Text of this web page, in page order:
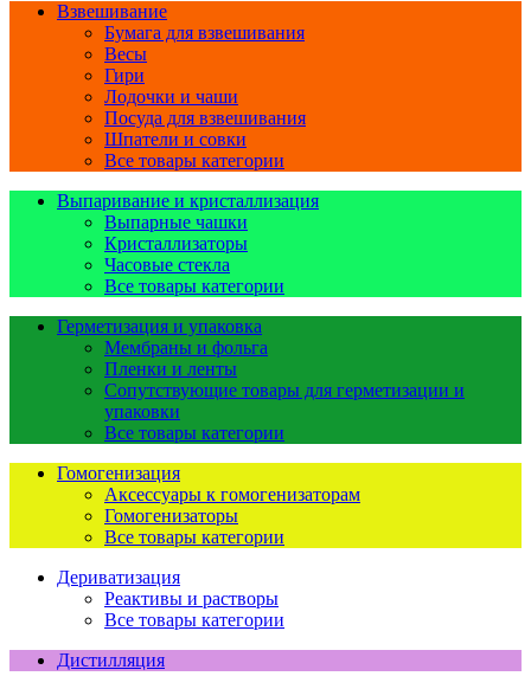
Взвешивание
Бумага для взвешивания
Весы
Гири
Лодочки и чаши
Посуда для взвешивания
Шпатели и совки
Все товары категории
Выпаривание и кристаллизация
Выпарные чашки
Кристаллизаторы
Часовые стекла
Все товары категории
Герметизация и упаковка
Мембраны и фольга
Пленки и ленты
Сопутствующие товары для герметизации и
упаковки
Все товары категории
Гомогенизация
Аксессуары к гомогенизаторам
Гомогенизаторы
Все товары категории
Дериватизация
Реактивы и растворы
Все товары категории
Дистилляция